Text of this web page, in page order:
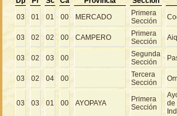
03
01 01 00 MERCADO
Primera
Sección
03 02 02 00 CAMPERO
Primera
Sección
03 02 03 00
Segunda
Sección
03 02 04 00
Tercera
Sección
03 03 01 00 AYOPAYA
Primera
Sección
de